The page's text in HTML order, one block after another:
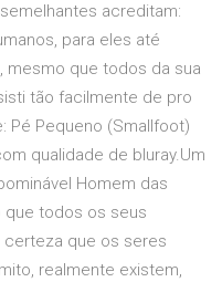
acreditam:
para eles até
mesmo que todos da sua
tão facilmente de pro
Pé Pequeno (Smallfoot)
qualidade de bluray.Um
Homem das
que todos os seus
que os seres
realmente existem,